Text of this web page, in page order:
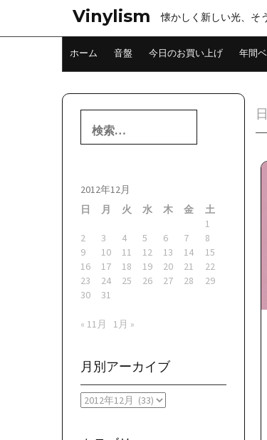
テ
Vinylism 懐かしく新しい光、そ
ホーム 音盤 今日のお買い上げ 年間
索:
2012年12月
日
月 火 水 木 金
土
1
2
3 4 5 6 7
8
9
10 11 12 13 14
15
16
17 18 19 20 21
22
23
24 25 26 27 28
29
30
31
« 11月 1月 »
月別アーカイブ
月